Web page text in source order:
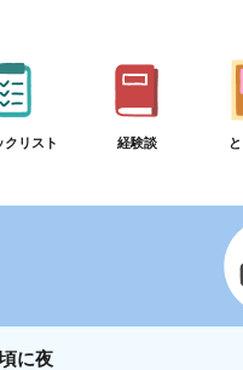
クリスト 経験談
に夜